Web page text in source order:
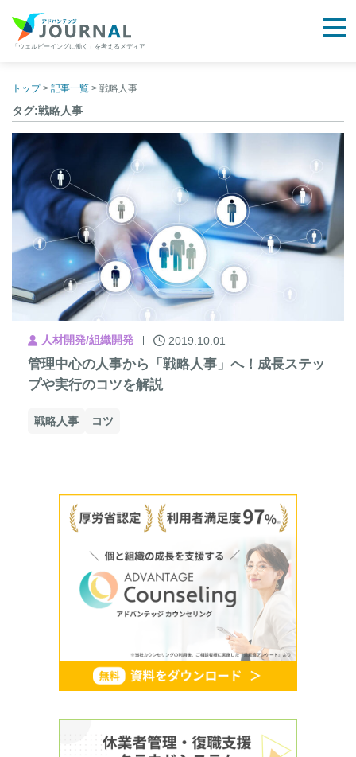
content
「ウェルビーイングに働く」を考えるメディア
トップ> 記事一覧 > 戦略人事
タグ:戦略人事
人材開発/組織開発 2019.10.01
管理中心の人事から「戦略人事」へ！成長ステッ
プや実行のコツを解説
戦略人事 コツ